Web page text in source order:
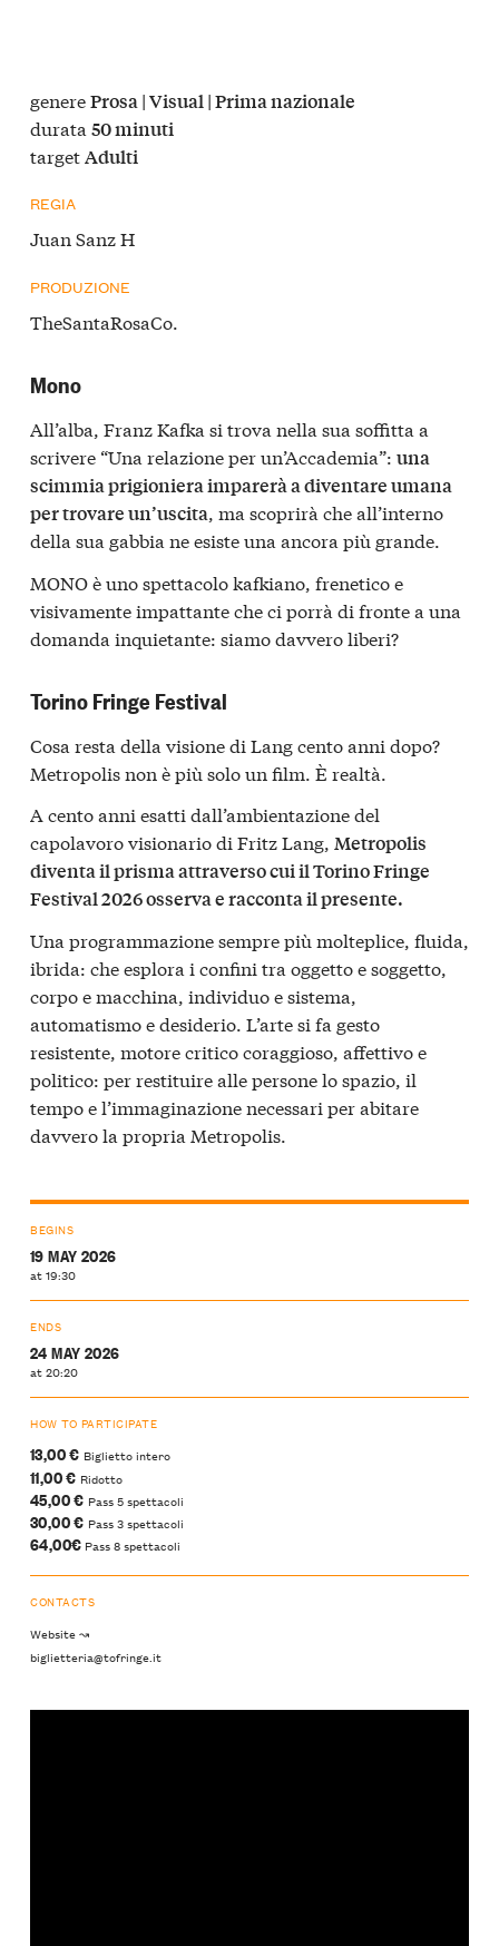
genereProsa | Visual | Prima nazionale
durata 50 minuti
targetAdulti
REGIA
Juan Sanz H
PRODUZIONE
TheSantaRosaCo.
Mono
All’alba, Franz Kafka si trova nella sua soffitta a
scrivere “Una relazione per un’Accademia”: una
scimmia prigioniera imparerà a diventare umana
per trovare un’uscita, ma scoprirà che all’interno
della sua gabbia ne esiste una ancora più grande.
MONO è uno spettacolo kafkiano, frenetico e
visivamente impattante che ci porrà di fronte a una
domanda inquietante: siamo davvero liberi?
Torino Fringe Festival
Cosa resta della visione di Lang cento anni dopo?
Metropolis non è più solo un film. È realtà.
A cento anni esatti dall’ambientazione del
capolavoro visionario di Fritz Lang, Metropolis
diventa il prisma attraverso cui il Torino Fringe
Festival 2026 osserva e racconta il presente.
Una programmazione sempre più molteplice, fluida,
ibrida: che esplora i confini tra oggetto e soggetto,
corpo e macchina, individuo e sistema,
automatismo e desiderio. L’arte si fa gesto
resistente, motore critico coraggioso, affettivo e
politico: per restituire alle persone lo spazio, il
tempo e l’immaginazione necessari per abitare
davvero la propria Metropolis.
BEGINS
19 MAY 2026
at 19:30
ENDS
24 MAY 2026
at 20:20
HOW TO PARTICIPATE
13,00 € Biglietto intero
11,00 € Ridotto
45,00 € Pass 5 spettacoli
30,00 € Pass 3 spettacoli
64,00€ Pass 8 spettacoli
CONTACTS
Website ↝
biglietteria@tofringe.it